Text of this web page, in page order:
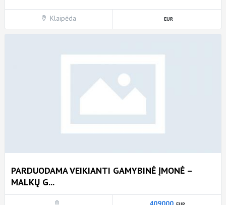
Klaipėda
PARDUODAMA VEIKIANTI GAMYBINĖ ĮMONĖ –
MALKŲ G...